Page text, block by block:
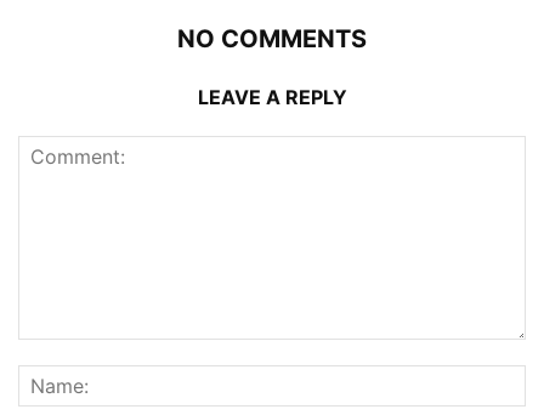
NO COMMENTS
LEAVE A REPLY